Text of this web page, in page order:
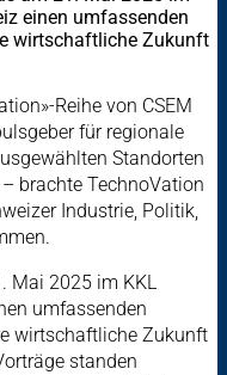
einen umfassenden
wirtschaftliche Zukunft
Reihe von CSEM
für regionale
Standorten
brachte TechnoVation
Industrie, Politik,
Mai 2025 im KKL
umfassenden
wirtschaftliche Zukunft
standen